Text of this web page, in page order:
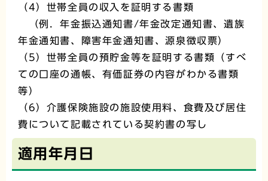
（4）世帯全員の収入を証明する書類
（例．年金振込通知書/年金改定通知書、遺族
年金通知書、障害年金通知書、源泉徴収票）
（5）世帯全員の預貯金等を証明する書類（すべ
ての口座の通帳、有価証券の内容がわかる書類
等）
（6）介護保険施設の施設使用料、食費及び居住
費について記載されている契約書の写し
適用年月日